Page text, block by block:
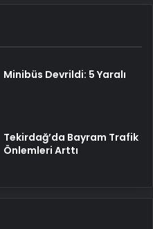
Minibüs Devrildi: 5 Yaralı
Tekirdağ’da Bayram Trafik
Önlemleri Arttı